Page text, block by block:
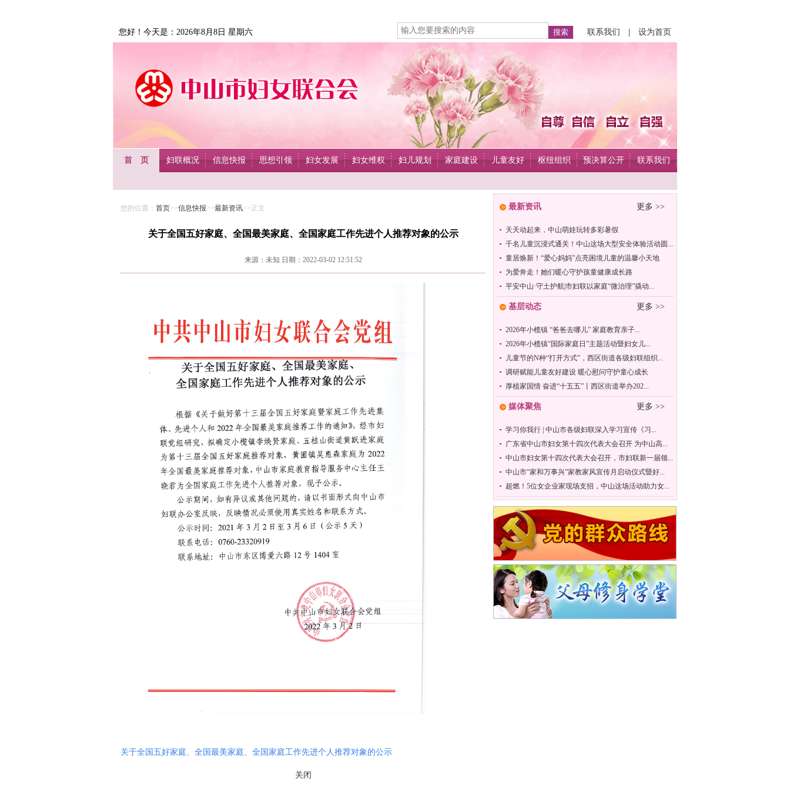
您好！今天是：2026年8月8日 星期六 联系我们 设为首页
首 页 妇联概况 信息快报 思想引领 妇女发展 妇女维权 妇儿规划 家庭建设 儿童友好 枢纽组织 预决算公开 联系我们
您的位置： 首页>>信息快报>>最新资讯>>正文
关于全国五好家庭、全国最美家庭、全国家庭工作先进个人推荐对象的公示
来源：未知 日期：2022-03-02 12:51:52
关于全国五好家庭、全国最美家庭、全国家庭工作先进个人推荐对象的公示
关闭
更多 >>
最新资讯
天天动起来，中山萌娃玩转多彩暑假
千名儿童沉浸式通关！中山这场大型安全体验活动圆...
童居焕新！“爱心妈妈”点亮困境儿童的温馨小天地
为爱奔走！她们暖心守护孩童健康成长路
平安中山·守土护航|市妇联以家庭“微治理”撬动...
更多 >>
基层动态
2026年小榄镇 “爸爸去哪儿” 家庭教育亲子...
2026年小榄镇“国际家庭日”主题活动暨妇女儿...
儿童节的N种“打开方式”，西区街道各级妇联组织...
调研赋能儿童友好建设 暖心慰问守护童心成长
厚植家国情 奋进“十五五”丨西区街道举办202...
更多 >>
媒体聚焦
学习你我行 | 中山市各级妇联深入学习宣传《习...
广东省中山市妇女第十四次代表大会召开 为中山高...
中山市妇女第十四次代表大会召开，市妇联新一届领...
中山市“家和万事兴”家教家风宣传月启动仪式暨好...
超燃！5位女企业家现场支招，中山这场活动助力女...